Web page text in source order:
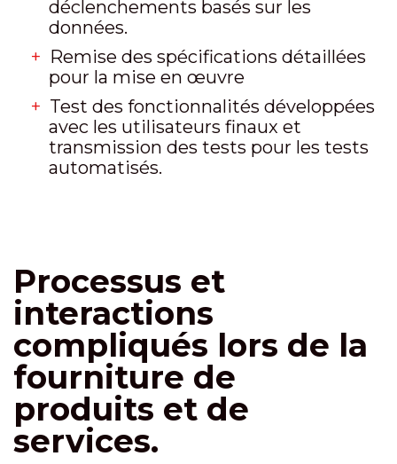
déclenchements basés sur les
données.
Remise des spécifications détaillées
pour la mise en œuvre
Test des fonctionnalités développées
avec les utilisateurs finaux et
transmission des tests pour les tests
automatisés.
Processus et
interactions
compliqués lors de la
fourniture de
produits et de
services.